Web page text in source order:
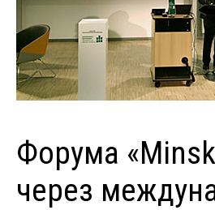
Форума
через